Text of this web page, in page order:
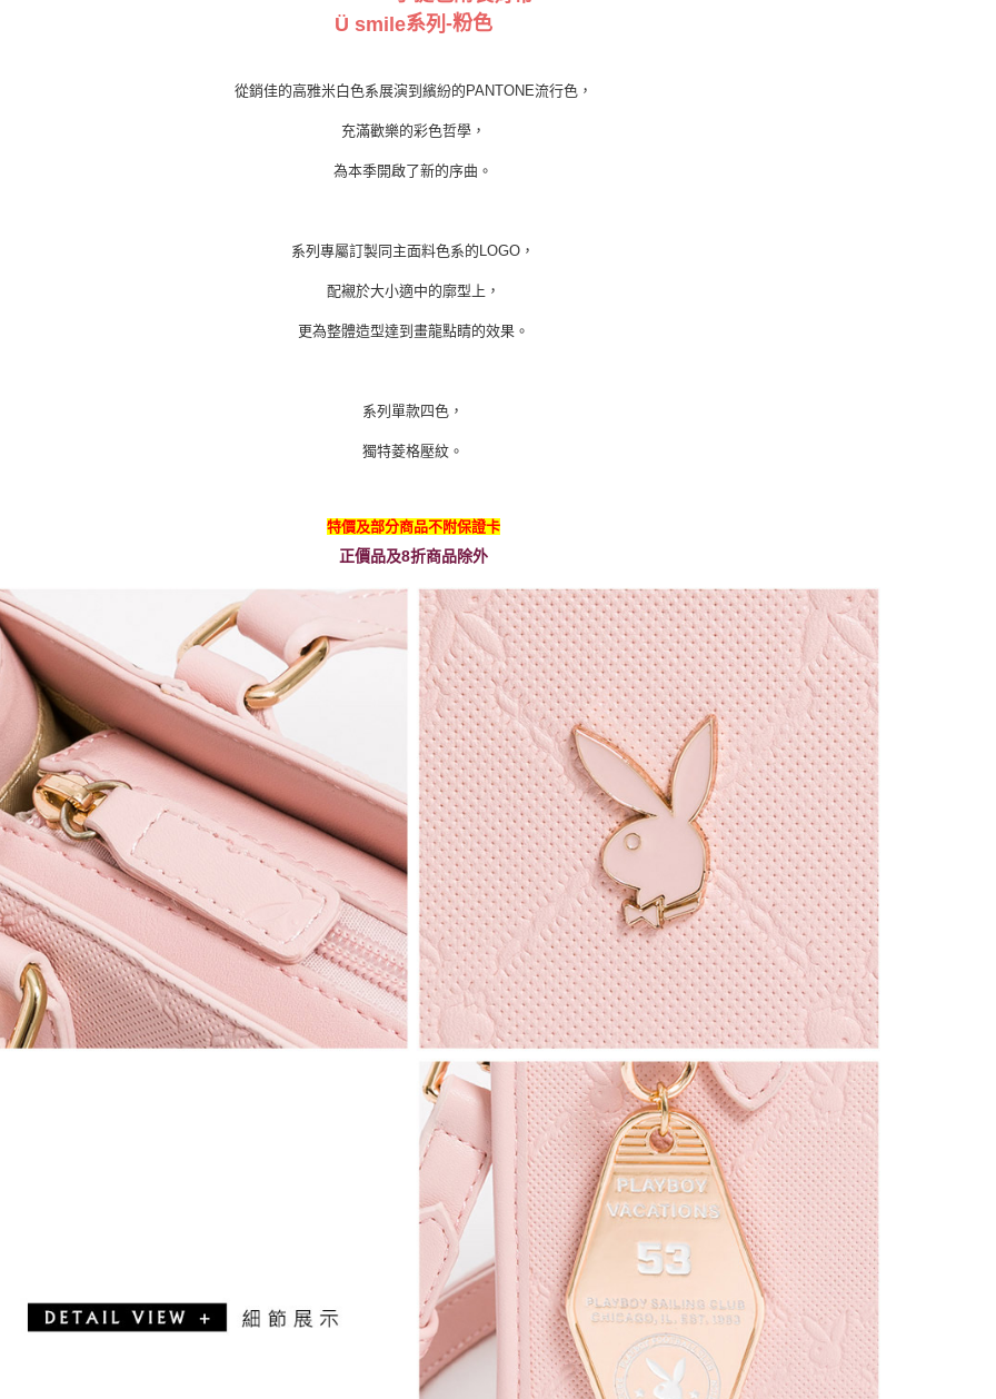
Ü smile系列 -粉色
從銷佳的高雅米白色系展演到繽紛的PANTONE流行色，
充滿歡樂的彩色哲學，
為本季開啟了新的序曲。
系列專屬訂製同主面料色系的LOGO，
配襯於大小適中的廓型上，
更為整體造型達到畫龍點睛的效果。
系列單款四色，
獨特菱格壓紋。
特價及部分商品不附保證卡
正價品及8折商品除外